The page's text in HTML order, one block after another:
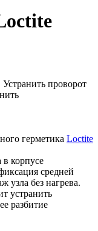
Устранить проворот
герметика Loctite
корпусе
средней
узла без нагрева.
устранить
разбитие